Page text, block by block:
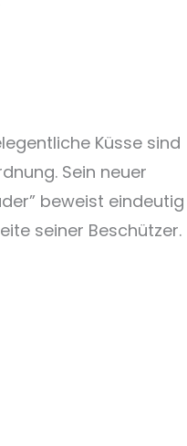
Küsse sind
Sein neuer
beweist eindeutig
seiner Beschützer.